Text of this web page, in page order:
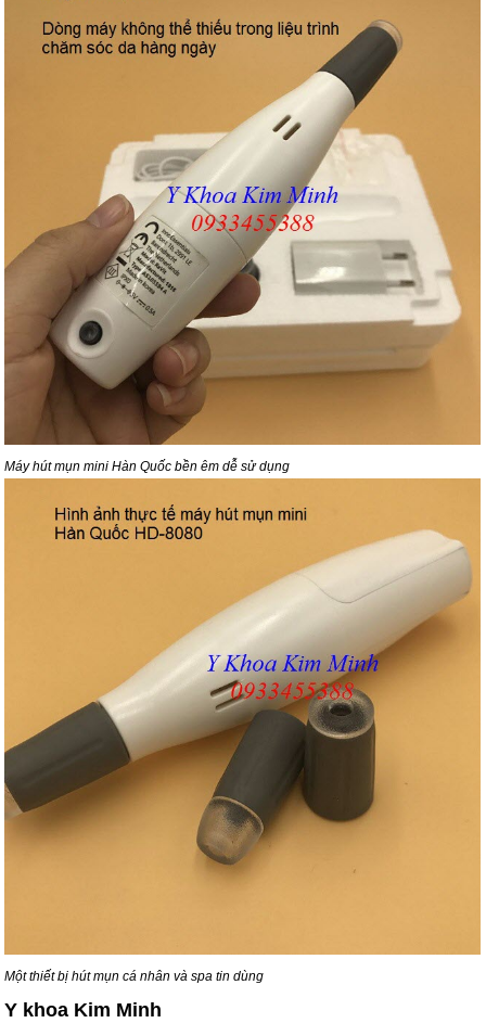
Máy hút mụn mini Hàn Quốc bền êm dễ sử dụng
Một thiết bị hút mụn cá nhân và spa tin dùng
Y khoa Kim Minh